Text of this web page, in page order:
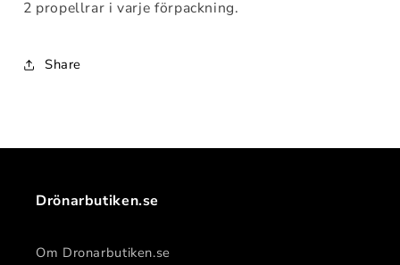
2 propellrar i varje förpackning.
Share
Drönarbutiken.se
Om Dronarbutiken.se